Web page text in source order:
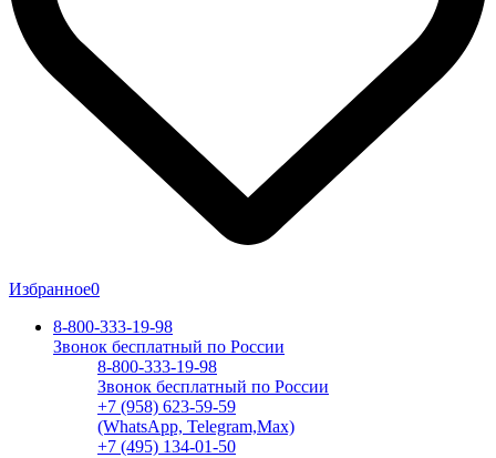
Избранное0
8-800-333-19-98
Звонок бесплатный по России
8-800-333-19-98
Звонок бесплатный по России
+7 (958) 623-59-59
(WhatsApp, Telegram,Max)
+7 (495) 134-01-50